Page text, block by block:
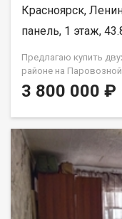
Красноярск,
панель, 1 этаж,
Предлагаю купить
районе на
этаже пятиэтажного
спокойном и очень
вместительная
шаговой
колледж, автобусные
комфортного
первого сентября.
3 800 000 ₽